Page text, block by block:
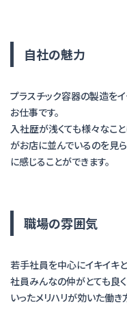
自社の魅力
プラスチック容器の製造を
お仕事です。
入社歴が浅くても様々なこ
がお店に並んでいるのを見ら
に感じることができます。
職場の雰囲気
若手社員を中心にイキイキと
社員みんなの仲がとても良
いったメリハリが効いた働き